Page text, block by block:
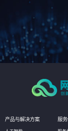
产品与解决方案 服